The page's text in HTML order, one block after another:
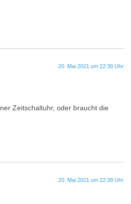
20. Mai 2021 um 22:38 Uhr
Zeitschaltuhr, oder braucht die
20. Mai 2021 um 22:38 Uhr